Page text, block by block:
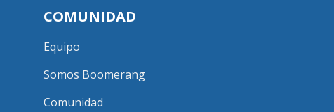
COMUNIDAD
Equipo
Somos Boomerang
Comunidad